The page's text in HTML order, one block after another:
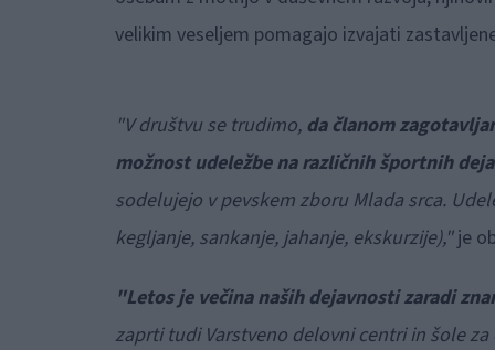
velikim veseljem pomagajo izvajati
"V društvu se trudimo, da članom
možnost udeležbe na različnih športnih
sodelujejo v pevskem zboru Mlada srca.
kegljanje, sankanje, jahanje, ekskurzije),"je
"Letos je večina naših dejavnosti zaradi
zaprti tudi Varstveno delovni centri in šole